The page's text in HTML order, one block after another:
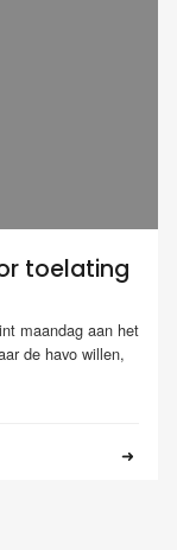
toelating
maandag aan het
de havo willen,